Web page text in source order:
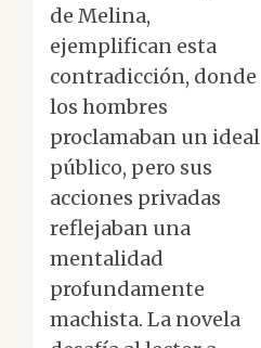
de Melina,
ejemplifican esta
contradicción, donde
los hombres
proclamaban un ideal
público, pero sus
acciones privadas
reflejaban una
mentalidad
profundamente
machista. La novela